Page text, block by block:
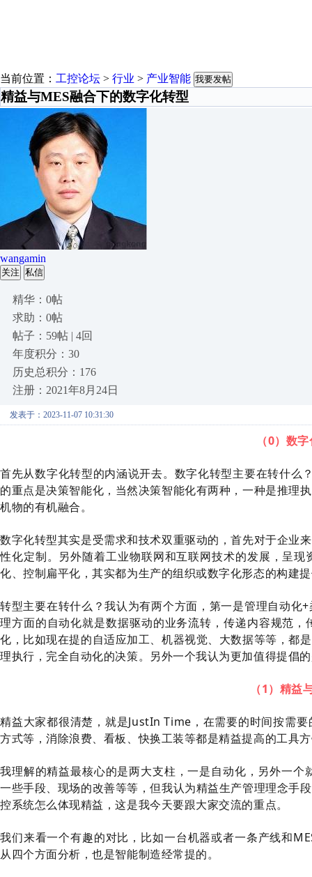
当前位置： 工控论坛 > 行业 > 产业智能 我要发帖
精益与MES融合下的数字化转型
wangamin
关注 私信
精华：0帖
求助：0帖
帖子：59帖 | 4回
年度积分：30
历史总积分：176
注册：2021年8月24日
发表于：2023-11-07 10:31:30
（0）数
首先从数字化转型的内涵说开去。数字化转型主要在转什
的重点是决策智能化，当然决策智能化有两种，一种是推理
机物的有机融合。
数字化转型其实是受需求和技术双重驱动的，首先对于企业
性化定制。另外随着工业物联网和互联网技术的发展，呈
化、控制扁平化，其实都为生产的组织或数字化形态的构建
转型主要在转什么？我认为有两个方面，第一是管理自动
理方面的自动化就是数据驱动的业务流转，传递内容规范
化，比如现在提的自适应加工、机器视觉、大数据等等，都
理执行，完全自动化的决策。另外一个我认为更加值得提倡
（1）精益
精益大家都很清楚，就是JustIn Time，在需要的时间按需
方式等，消除浪费、看板、快换工装等都是精益提高的工具
我理解的精益最核心的是两大支柱，一是自动化，另外一
一些手段、现场的改善等等，但我认为精益生产管理理念手
控系统怎么体现精益，这是我今天要跟大家交流的重点。
我们来看一个有趣的对比，比如一台机器或者一条产线和
从四个方面分析，也是智能制造经常提的。